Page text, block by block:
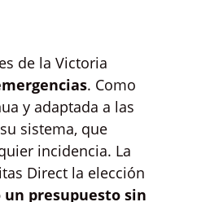
de la Victoria
. Como
y adaptada a las
sistema, que
incidencia. La
Direct la elección
presupuesto sin